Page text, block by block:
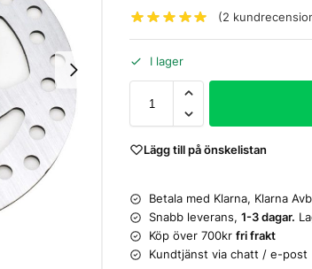
(2
I lager
Lägg till på önskelistan
Betala med Klarna, Klarna
Snabb leverans,1-3 dagar.
Köp över 700krfri frakt
Kundtjänst via chatt / e-post